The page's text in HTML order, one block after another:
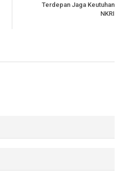
Terdepan Jaga Keutuhan
NKRI